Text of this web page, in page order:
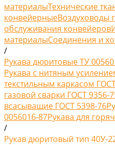
материалыТехнические
конвейерныеВоздуховоды
обслуживания конвейеров
материалыСоединения и
/
Рукава дюритовые ТУ
Рукава с нитяным
текстильным каркасом
газовой сварки ГОСТ 9356-
всасыващие ГОСТ 5398-76
0056016-87Рукава для
/
Рукав дюритовый тип 40У-